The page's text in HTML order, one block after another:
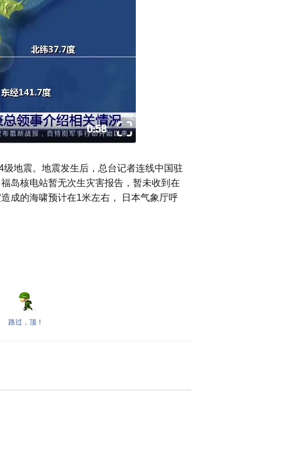
地震。地震发生后，总台记者连线中国驻
岛核电站暂无次生灾害报告，暂未收到在
成的海啸预计在1米左右， 日本气象厅呼
路过，顶！